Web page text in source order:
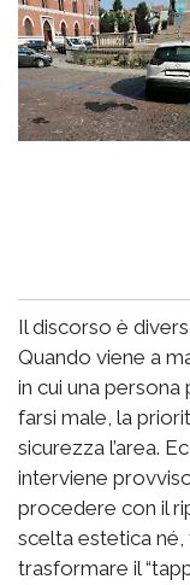
Il discorso è
Quando viene a
in cui una
farsi male, la
sicurezza l’area.
interviene
procedere con il
scelta estetica
trasformare il